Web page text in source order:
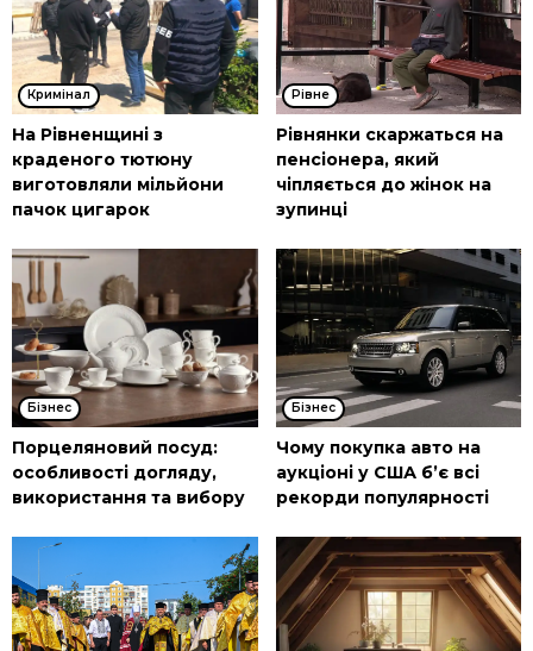
Кримінал
На Рівненщині з
краденого тютюну
виготовляли мільйони
пачок цигарок
Рівне
Рівнянки скаржаться на
пенсіонера, який
чіпляється до жінок на
зупинці
Бізнес
Порцеляновий посуд:
особливості догляду,
використання та вибору
Бізнес
Чому покупка авто на
аукціоні у США б’є всі
рекорди популярності